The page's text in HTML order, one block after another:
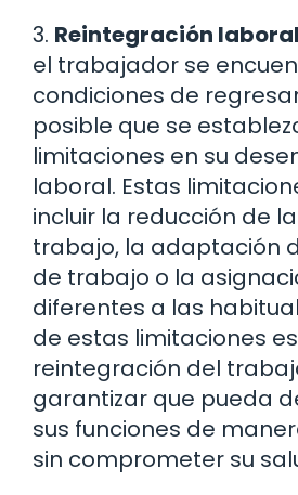
3. Reintegración
el trabajador se
condiciones de
posible que se
limitaciones en su
laboral. Estas
incluir la reducción de
trabajo, la adaptación
de trabajo o la
diferentes a las
de estas limitaciones
reintegración del
garantizar que pueda
sus funciones de
sin comprometer su